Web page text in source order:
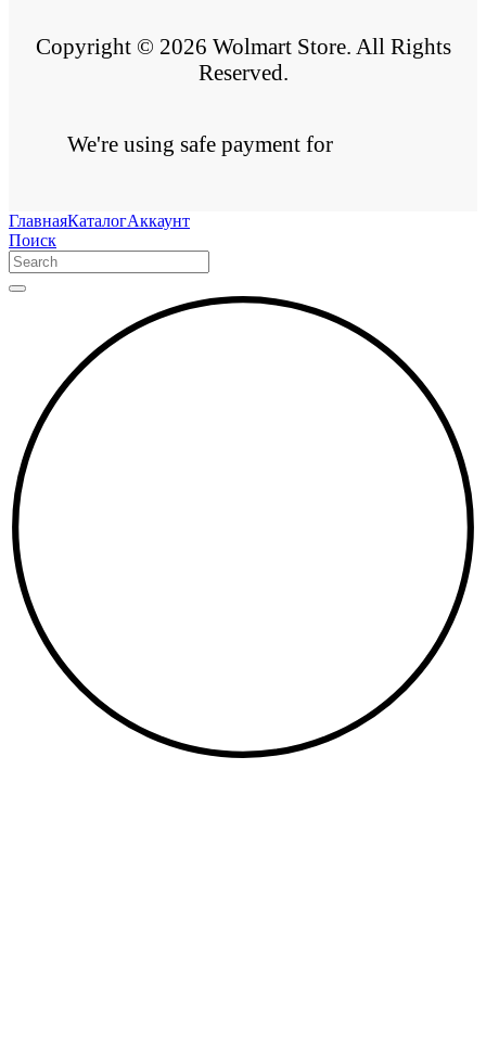
Copyright © 2026 Wolmart Store. All Rights
Reserved.
We're using safe payment for
ГлавнаяКаталогАккаунт
Поиск